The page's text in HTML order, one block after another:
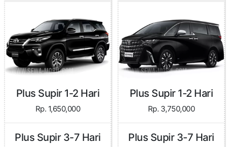
Plus Supir 1-2 Hari
Rp. 1,650,000
Plus Supir 3-7 Hari
Plus Supir 1-2 Hari
Rp. 3,750,000
Plus Supir 3-7 Hari